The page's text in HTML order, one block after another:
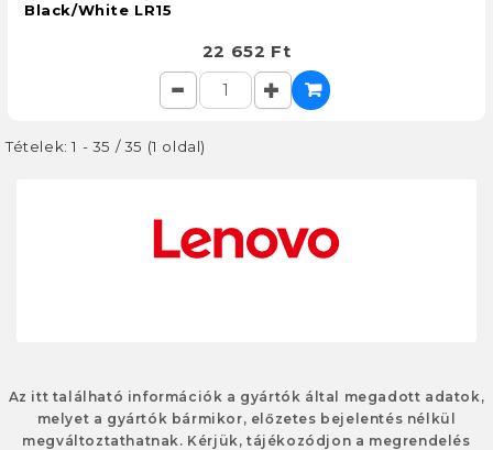
Black/White LR15
22 652 Ft
Tételek: 1 - 35 / 35 (1 oldal)
Az itt található információk a gyártók által megadott adatok,
melyet a gyártók bármikor, előzetes bejelentés nélkül
megváltoztathatnak. Kérjük, tájékozódjon a megrendelés